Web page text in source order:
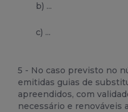
b) ...
c) ...
5 - No caso previsto no
emitidas guias de
apreendidos, com
necessário e renováveis